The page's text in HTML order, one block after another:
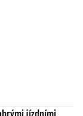
jízdními